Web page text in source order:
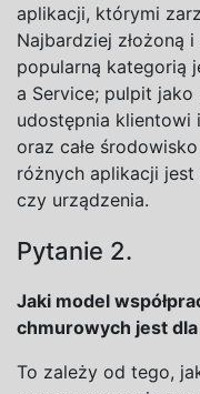
aplikacji, którymi
Najbardziej złożoną
popularną kategorią
a Service; pulpit jako
udostępnia klientowi
oraz całe
różnych aplikacji jest
czy urządzenia.
Pytanie 2.
Jaki model
chmurowych jest
To zależy od tego,